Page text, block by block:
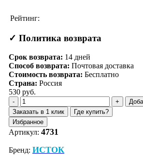
Рейтинг:
✓ Политика возврата
Срок возврата: 14 дней
Способ возврата: Почтовая доставка
Стоимость возврата: Бесплатно
Страна: Россия
530 руб.
Заказать в 1 клик
Где купить?
Избранное
Артикул: 4731
Бренд: ИСТОК